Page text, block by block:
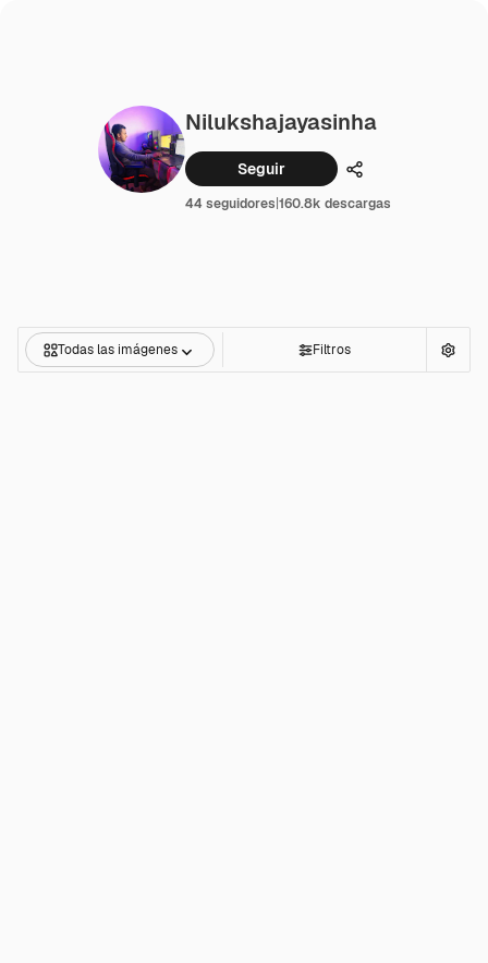
Nilukshajayasinha
Seguir Compartir
44 seguidores|160.8k descargas
Todas las imágenes Filtros